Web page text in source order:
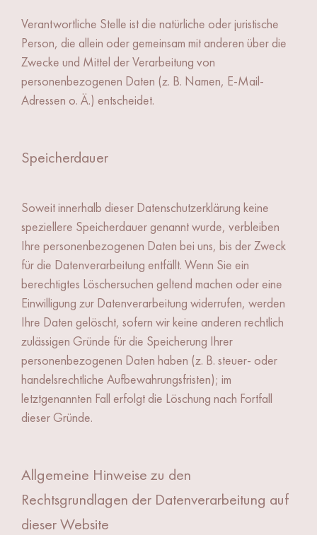
Verantwortliche Stelle ist die natürliche oder juristische
Person, die allein oder gemeinsam mit anderen über die
Zwecke und Mittel der Verarbeitung von
personenbezogenen Daten (z. B. Namen, E-Mail-
Adressen o. Ä.) entscheidet.
Speicherdauer
Soweit innerhalb dieser Datenschutzerklärung keine
speziellere Speicherdauer genannt wurde, verbleiben
Ihre personenbezogenen Daten bei uns, bis der Zweck
für die Datenverarbeitung entfällt. Wenn Sie ein
berechtigtes Löschersuchen geltend machen oder eine
Einwilligung zur Datenverarbeitung widerrufen, werden
Ihre Daten gelöscht, sofern wir keine anderen rechtlich
zulässigen Gründe für die Speicherung Ihrer
personenbezogenen Daten haben (z. B. steuer- oder
handelsrechtliche Aufbewahrungsfristen); im
letztgenannten Fall erfolgt die Löschung nach Fortfall
dieser Gründe.
Allgemeine Hinweise zu den
Rechtsgrundlagen der Datenverarbeitung auf
dieser Website